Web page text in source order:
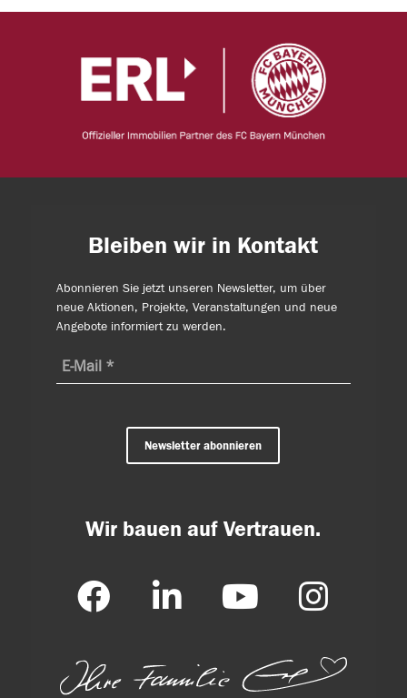
Bleiben wir in Kontakt
Abonnieren Sie jetzt unseren Newsletter, um über
neue Aktionen, Projekte, Veranstaltungen und neue
Angebote informiert zu werden.
Newsletter abonnieren
Wir bauen auf Vertrauen.